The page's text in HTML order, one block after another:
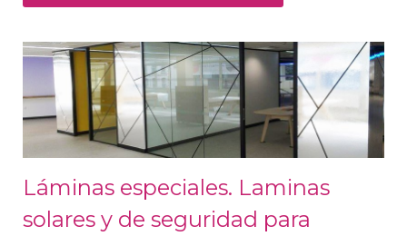
Láminas especiales. Laminas
solares y de seguridad para